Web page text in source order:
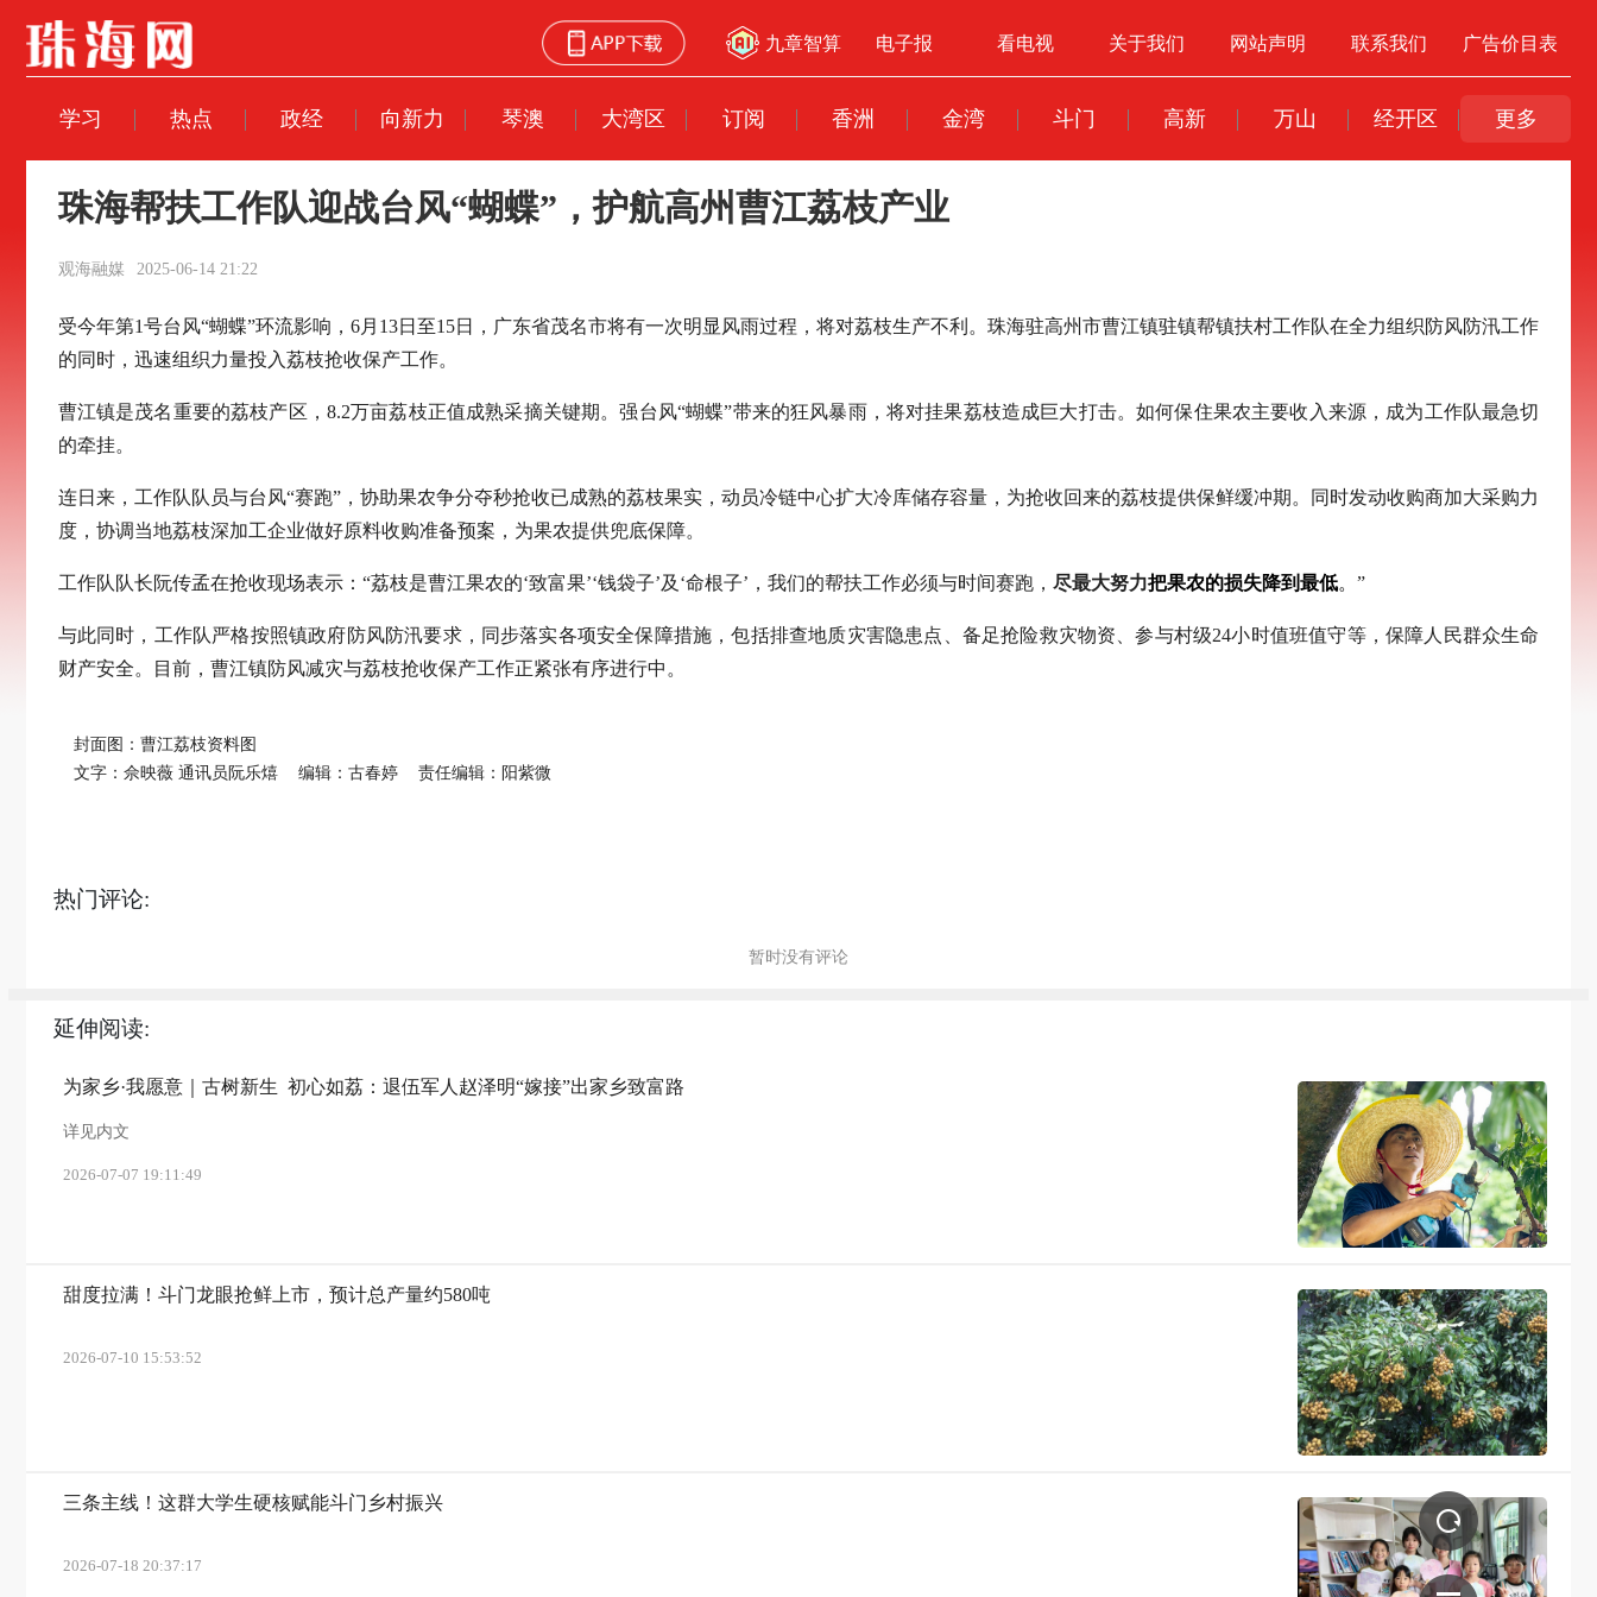
九章智算 电子报 看电视 关于我们 网站声明 联系我们 广告价目表
学习 热点 政经 向新力 琴澳 大湾区 订阅 香洲 金湾 斗门 高新 万山 经开区 更多
珠海帮扶工作队迎战台风“蝴蝶”，护航高州曹江荔枝产业
观海融媒 2025-06-14 21:22
受今年第1号台风“蝴蝶”环流影响，6月13日至15日，广东省茂名市将有一次明显风雨过程，将对荔枝生产不利。珠海驻高州市曹江镇驻镇帮镇扶村工作队在全力组织防风防汛工作
的同时，迅速组织力量投入荔枝抢收保产工作。
曹江镇是茂名重要的荔枝产区，8.2万亩荔枝正值成熟采摘关键期。强台风“蝴蝶”带来的狂风暴雨，将对挂果荔枝造成巨大打击。如何保住果农主要收入来源，成为工作队最急切
的牵挂。
连日来，工作队队员与台风“赛跑”，协助果农争分夺秒抢收已成熟的荔枝果实，动员冷链中心扩大冷库储存容量，为抢收回来的荔枝提供保鲜缓冲期。同时发动收购商加大采购力
度，协调当地荔枝深加工企业做好原料收购准备预案，为果农提供兜底保障。
工作队队长阮传孟在抢收现场表示：“荔枝是曹江果农的‘致富果’‘钱袋子’及‘命根子’，我们的帮扶工作必须与时间赛跑， 尽最大努力把果农的损失降到最低。 ”
与此同时，工作队严格按照镇政府防风防汛要求，同步落实各项安全保障措施，包括排查地质灾害隐患点、备足抢险救灾物资、参与村级24小时值班值守等，保障人民群众生命
财产安全。目前，曹江镇防风减灾与荔枝抢收保产工作正紧张有序进行中。
封面图：曹江荔枝资料图
文字：佘映薇 通讯员阮乐熺
编辑：古春婷 责任编辑：阳紫微
热门评论:
暂时没有评论
延伸阅读:
为家乡·我愿意｜古树新生 初心如荔：退伍军人赵泽明“嫁接”出家乡致富路
详见内文
2026-07-07 19:11:49
甜度拉满！斗门龙眼抢鲜上市，预计总产量约580吨
2026-07-10 15:53:52
三条主线！这群大学生硬核赋能斗门乡村振兴
2026-07-18 20:37:17